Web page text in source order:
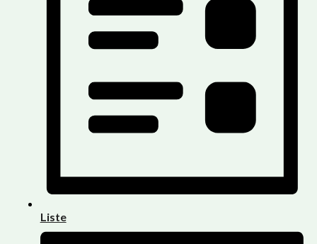
Liste